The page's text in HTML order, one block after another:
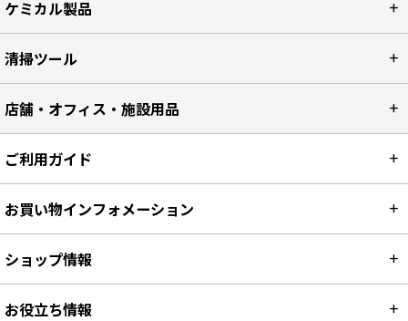
ケミカル製品
清掃ツール
店舗・オフィス・施設用品
ご利用ガイド
お買い物インフォメーション
ショップ情報
お役立ち情報